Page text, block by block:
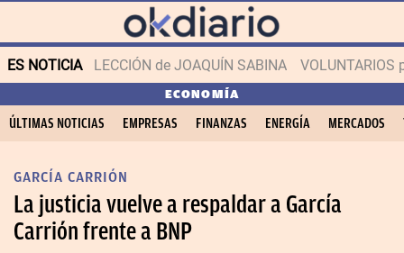
ES NOTICIA LECCIÓN de JOAQUÍN SABINA VOLUNTARIOS
ECONOMÍA
ÚLTIMAS NOTICIAS EMPRESAS FINANZAS ENERGÍA MERCADOS
GARCÍA CARRIÓN
La justicia vuelve a respaldar a García
Carrión frente a BNP